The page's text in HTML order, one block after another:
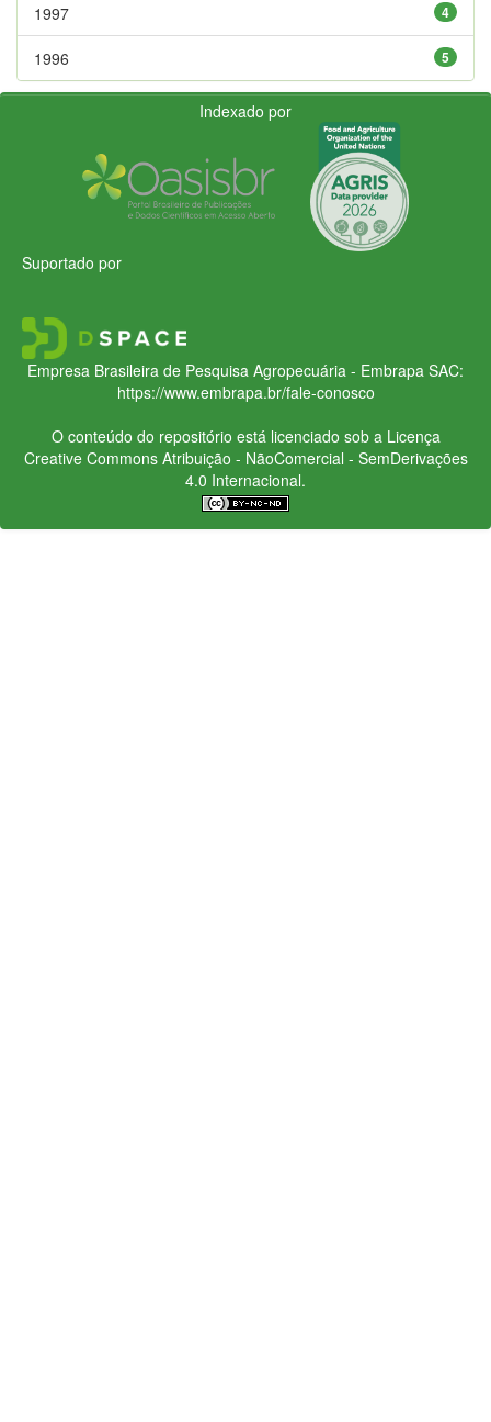
4
1997
5
1996
Indexado por
Suportado por
Empresa Brasileira de Pesquisa Agropecuária - Embrapa SAC:
https://www.embrapa.br/fale-conosco
O conteúdo do repositório está licenciado sob a Licença
Creative CommonsAtribuição - NãoComercial - SemDerivações
4.0 Internacional.